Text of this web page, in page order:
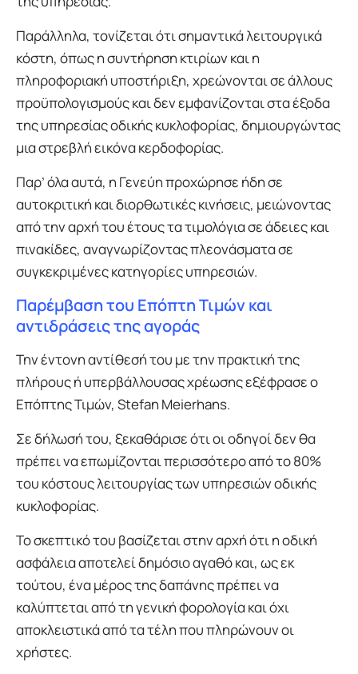
Παράλληλα, τονίζεται ότι σημαντικά λειτουργικά
κόστη, όπως η συντήρηση κτιρίων και η
πληροφοριακή υποστήριξη, χρεώνονται σε άλλους
προϋπολογισμούς και δεν εμφανίζονται στα έξοδα
της υπηρεσίας οδικής κυκλοφορίας, δημιουργώντας
μια στρεβλή εικόνα κερδοφορίας.
Παρ’ όλα αυτά, η Γενεύη προχώρησε ήδη σε
αυτοκριτική και διορθωτικές κινήσεις, μειώνοντας
από την αρχή του έτους τα τιμολόγια σε άδειες και
πινακίδες, αναγνωρίζοντας πλεονάσματα σε
συγκεκριμένες κατηγορίες υπηρεσιών.
Παρέμβαση του Επόπτη Τιμών και
αντιδράσεις της αγοράς
Την έντονη αντίθεσή του με την πρακτική της
πλήρους ή υπερβάλλουσας χρέωσης εξέφρασε ο
Επόπτης Τιμών, Stefan Meierhans.
Σε δήλωσή του, ξεκαθάρισε ότι οι οδηγοί δεν θα
πρέπει να επωμίζονται περισσότερο από το 80%
του κόστους λειτουργίας των υπηρεσιών οδικής
κυκλοφορίας.
Το σκεπτικό του βασίζεται στην αρχή ότι η οδική
ασφάλεια αποτελεί δημόσιο αγαθό και, ως εκ
τούτου, ένα μέρος της δαπάνης πρέπει να
καλύπτεται από τη γενική φορολογία και όχι
αποκλειστικά από τα τέλη που πληρώνουν οι
χρήστες.